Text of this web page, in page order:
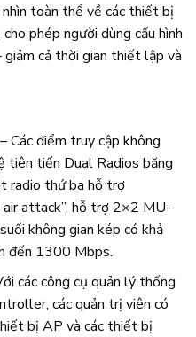
toàn thể về các thiết bị
phép người dùng cấu hình
cả thời gian thiết lập và
– Các điểm truy cập không
tiên tiến Dual Radios băng
radio thứ ba hỗ trợ
attack”, hỗ trợ 2×2 MU-
không gian kép có khả
đến 1300 Mbps.
các công cụ quản lý thống
các quản trị viên có
bị AP và các thiết bị